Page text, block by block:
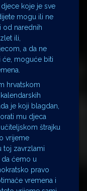
koje je sve
mogu ili ne
od narednih
ili,
a da ne
će, moguće biti
hrvatskom
je koji blagdan,
mu djeca
štrajku
vrijeme
toj zavrzlami
ćemo u
pravo
vremena i